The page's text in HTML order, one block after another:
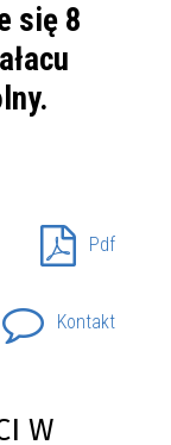
się 8
Pdf
Kontakt
W